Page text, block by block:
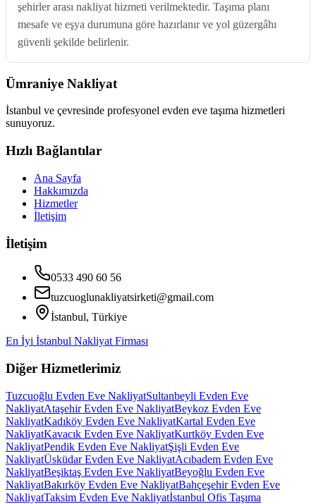
şehirler arası nakliyat hizmeti verilmektedir. Taşıma planı
mesafe ve eşya durumuna göre hazırlanır ve yol güzergâhı
güvenli şekilde belirlenir.
Ümraniye Nakliyat
İstanbul ve çevresinde profesyonel evden eve taşıma hizmetleri
sunuyoruz.
Hızlı Bağlantılar
Ana Sayfa
Hakkımızda
Hizmetler
İletişim
İletişim
0533 490 60 56
tuzcuoglunakliyatsirketi@gmail.com
İstanbul, Türkiye
En İyi İstanbul Nakliyat Firması
Diğer Hizmetlerimiz
Tuzcuoğlu Evden Eve NakliyatSultanbeyli Evden Eve
NakliyatAtaşehir Evden Eve NakliyatBeykoz Evden Eve
NakliyatKadıköy Evden Eve NakliyatKartal Evden Eve
NakliyatKavacık Evden Eve NakliyatKurtköy Evden Eve
NakliyatPendik Evden Eve NakliyatŞişli Evden Eve
NakliyatÜsküdar Evden Eve NakliyatAcıbadem Evden Eve
NakliyatBeşiktaş Evden Eve NakliyatBeyoğlu Evden Eve
NakliyatBakırköy Evden Eve NakliyatBahçeşehir Evden Eve
NakliyatTaksim Evden Eve Nakliyatİstanbul Ofis Taşıma